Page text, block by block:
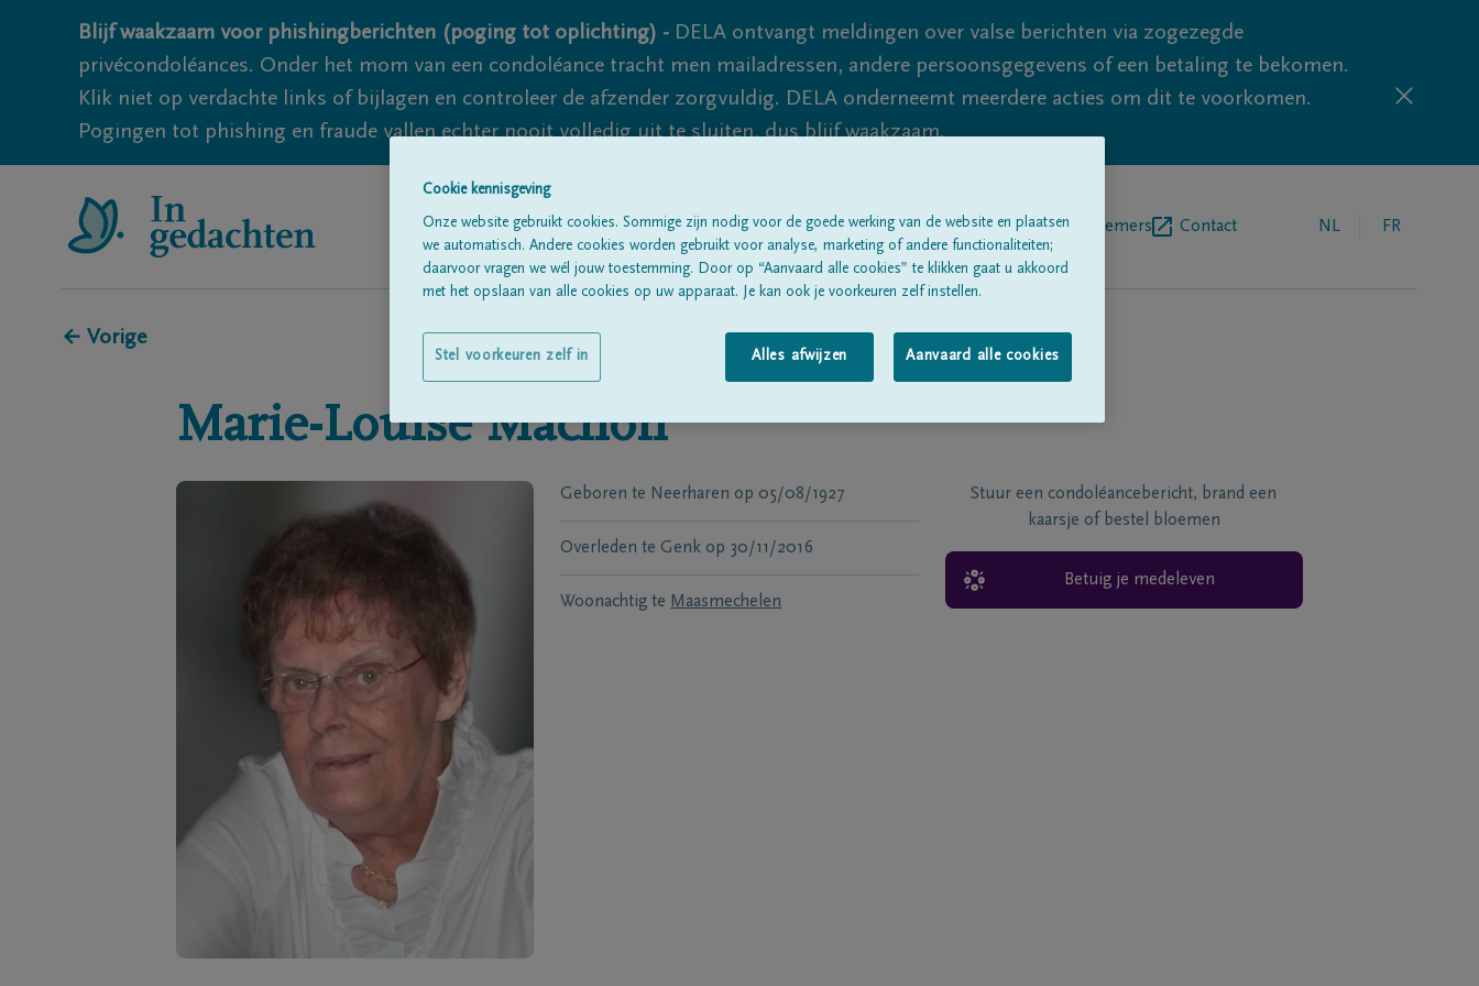
Blijf waakzaam voor phishingberichten (poging tot oplichting) - DELA ontvangt meldingen over valse berichten via zogezegde
privécondoléances. Onder het mom van een condoléance tracht men mailadressen, andere persoonsgegevens of een betaling te bekomen.
Klik niet op verdachte links of bijlagen en controleer de afzender zorgvuldig. DELA onderneemt meerdere acties om dit te voorkomen.
Pogingen tot phishing en fraude vallen echter nooit volledig uit te sluiten, dus blijf waakzaam.
Alle rouwberichtenOver onsBegrafenisondernemers Contact NL FR
← Vorige
Marie-Louise Machon
Geboren te Neerharen op 05/08/1927
Overleden te Genk op 30/11/2016
Woonachtig te Maasmechelen
Stuur een condoléancebericht, brand een
kaarsje of bestel bloemen
Betuig je medeleven
Cookie kennisgeving
Onze website gebruikt cookies. Sommige zijn nodig voor de goede werking van de website en plaatsen
we automatisch. Andere cookies worden gebruikt voor analyse, marketing of andere functionaliteiten;
daarvoor vragen we wél jouw toestemming. Door op “Aanvaard alle cookies” te klikken gaat u akkoord
met het opslaan van alle cookies op uw apparaat. Je kan ook je voorkeuren zelf instellen.
Alles afwijzen Aanvaard alle cookies
Stel voorkeuren zelf in